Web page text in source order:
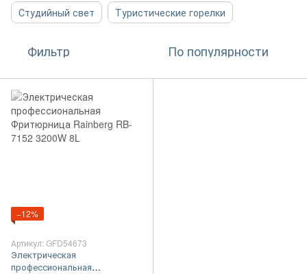
Студийный свет
Туристические горелки
Фильтр По популярности
−12%
Артикул: GFD54673
Электрическая
профессиональная